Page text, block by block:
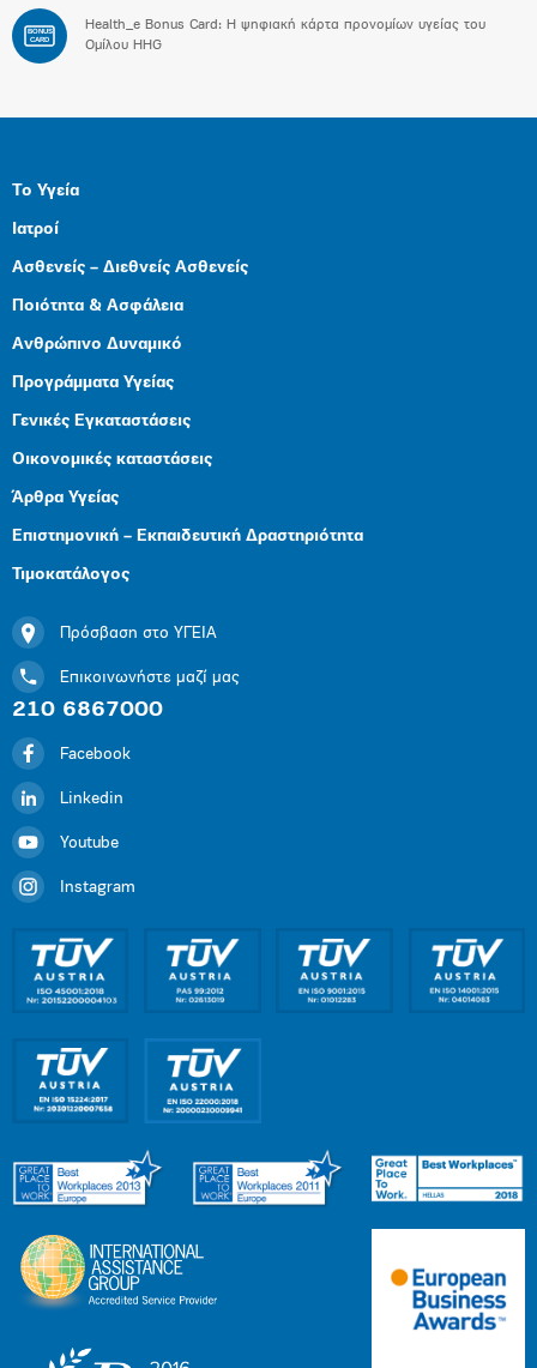
BONUS
CARD
Health_e Bonus Card: H ψηφιακή κάρτα προνομίων υγείας του
Ομίλου HHG
Το Υγεία
Ιατροί
Ασθενείς – Διεθνείς Ασθενείς
Ποιότητα & Ασφάλεια
Ανθρώπινο Δυναμικό
Προγράμματα Υγείας
Γενικές Εγκαταστάσεις
Οικονομικές καταστάσεις
Άρθρα Υγείας
Επιστημονική – Εκπαιδευτική Δραστηριότητα
Τιμοκατάλογος
Πρόσβαση στο ΥΓΕΙΑ
Επικοινωνήστε μαζί μας
210 6867000
Facebook
Linkedin
Youtube
Instagram